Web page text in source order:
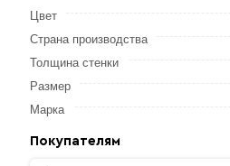
Цвет
Страна производства
Толщина стенки
Размер
Марка
Покупателям